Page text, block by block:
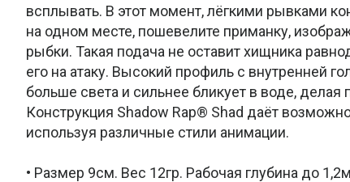
всплывать. В этот момент, лёгкими рывками
на одном месте, пошевелите приманку,
рыбки. Такая подача не оставит хищника
его на атаку. Высокий профиль с внутренней
больше света и сильнее бликует в воде, делая
Конструкция Shadow Rap® Shad даёт
используя различные стили анимации.
• Размер 9см. Вес 12гр. Рабочая глубина до